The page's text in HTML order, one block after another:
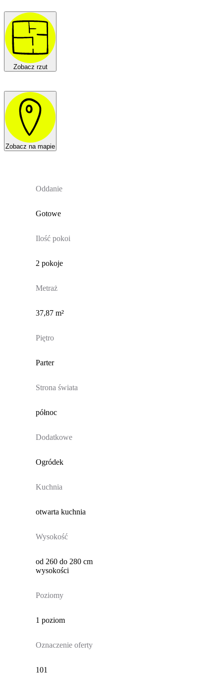
Zobacz rzut
Zobacz na mapie
Oddanie
Gotowe
Ilość pokoi
2 pokoje
Metraż
37,87 m²
Piętro
Parter
Strona świata
północ
Dodatkowe
Ogródek
Kuchnia
otwarta kuchnia
Wysokość
od 260 do 280 cm
wysokości
Poziomy
1 poziom
Oznaczenie oferty
101